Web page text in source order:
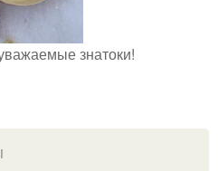
знатоки!